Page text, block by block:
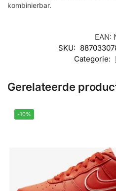
kombinierbar.
EAN:
SKU:
Categorie:
Gerelateerde
-10%